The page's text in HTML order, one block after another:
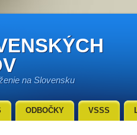
na Slovensku
ODBOČKY VSSS